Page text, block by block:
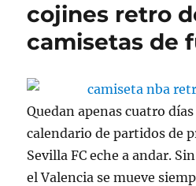
cojines retro
camisetas de
Quedan apenas cuatro
calendario de partidos de
Sevilla FC eche a andar.
el Valencia se mueve